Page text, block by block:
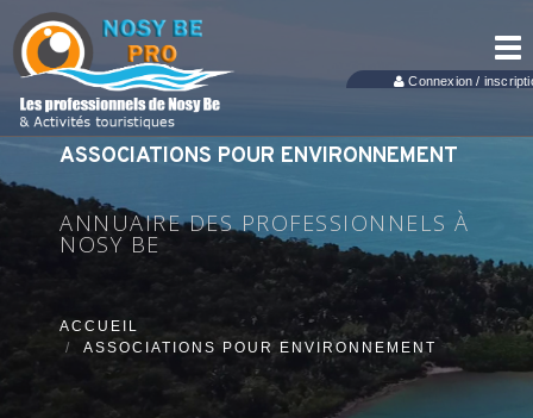
Connexion /
ASSOCIATIONS POUR ENVIRONNEMENT
ANNUAIRE DES PROFESSIONNELS À
NOSY BE
ACCUEIL
ASSOCIATIONS POUR ENVIRONNEMENT